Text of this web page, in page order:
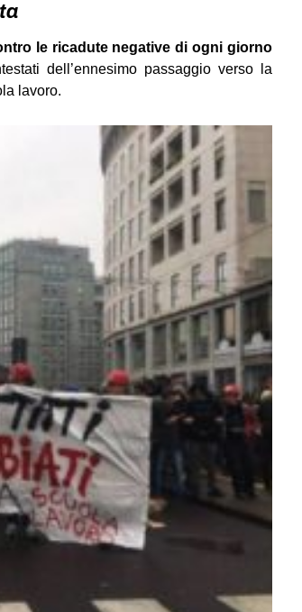
le ricadute negative di ogni giorno
dell’ennesimo passaggio verso la
lavoro.